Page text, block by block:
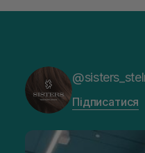
Підписатися